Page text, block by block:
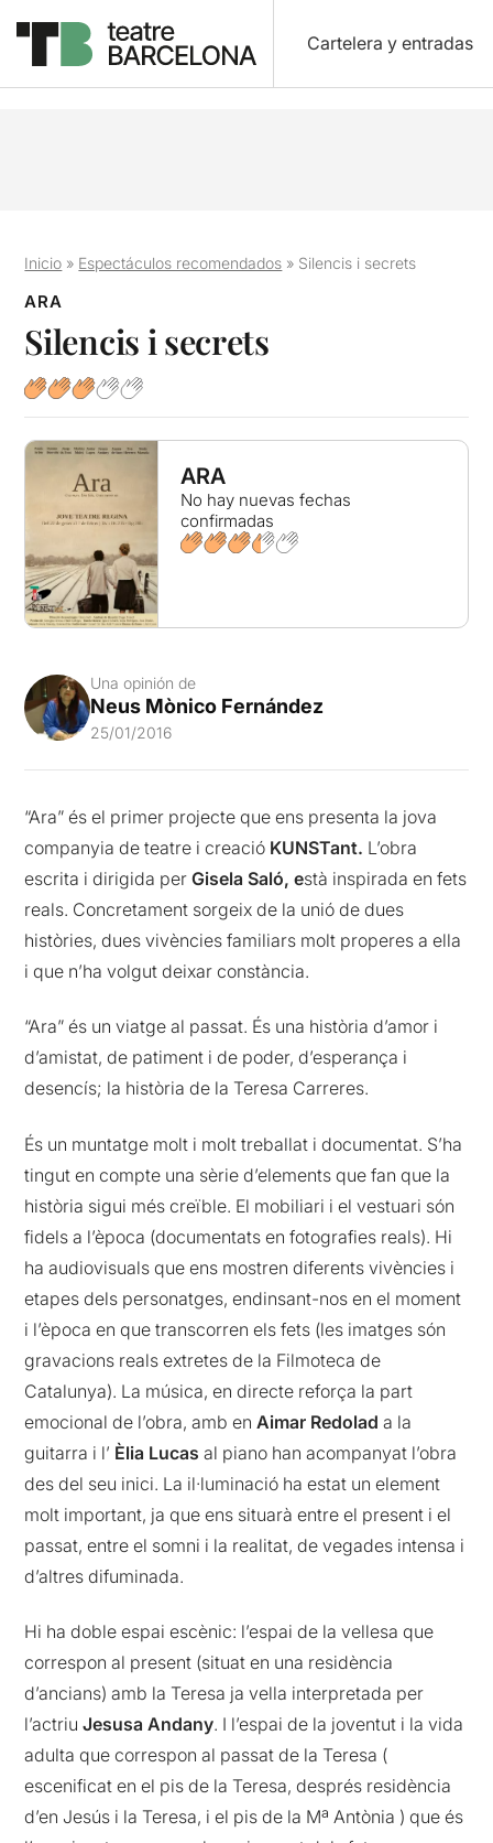
Cartelera y entradas
Inicio » Espectáculos recomendados » Silencis i secrets
ARA
Silencis i secrets
ARA
No hay nuevas fechas
confirmadas
Una opinión de
Neus Mònico Fernández
25/01/2016
“Ara” és el primer projecte que ens presenta la jova
companyia de teatre i creació KUNSTant. L’obra
escrita i dirigida per Gisela Saló, està inspirada en fets
reals. Concretament sorgeix de la unió de dues
històries, dues vivències familiars molt properes a ella
i que n’ha volgut deixar constància.
“Ara” és un viatge al passat. És una història d’amor i
d’amistat, de patiment i de poder, d’esperança i
desencís; la història de la Teresa Carreres.
És un muntatge molt i molt treballat i documentat. S’ha
tingut en compte una sèrie d’elements que fan que la
història sigui més creïble. El mobiliari i el vestuari són
fidels a l’època (documentats en fotografies reals). Hi
ha audiovisuals que ens mostren diferents vivències i
etapes dels personatges, endinsant-nos en el moment
i l’època en que transcorren els fets (les imatges són
gravacions reals extretes de la Filmoteca de
Catalunya). La música, en directe reforça la part
emocional de l’obra, amb enAimar Redolad a la
guitarra i l’ Èlia Lucasal piano han acompanyat l’obra
des del seu inici. La il·luminació ha estat un element
molt important, ja que ens situarà entre el present i el
passat, entre el somni i la realitat, de vegades intensa i
d’altres difuminada.
Hi ha doble espai escènic: l’espai de la vellesa que
correspon al present (situat en una residència
d’ancians) amb la Teresa ja vella interpretada per
l’actriuJesusa Andany. I l’espai de la joventut i la vida
adulta que correspon al passat de la Teresa (
escenificat en el pis de la Teresa, després residència
d’en Jesús i la Teresa, i el pis de la Mª Antònia ) que és